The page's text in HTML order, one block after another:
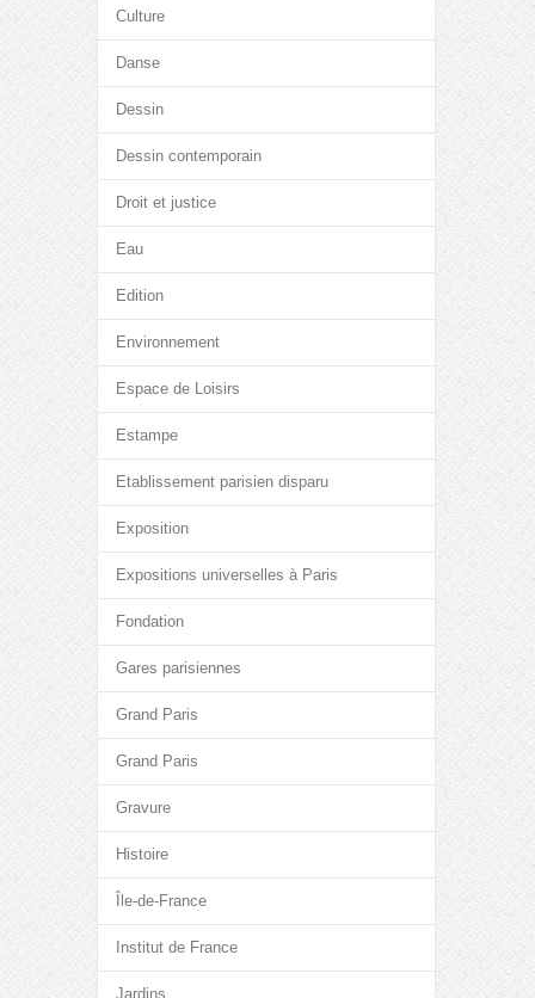
Culture
Danse
Dessin
Dessin contemporain
Droit et justice
Eau
Edition
Environnement
Espace de Loisirs
Estampe
Etablissement parisien disparu
Exposition
Expositions universelles à Paris
Fondation
Gares parisiennes
Grand Paris
Grand Paris
Gravure
Histoire
Île-de-France
Institut de France
Jardins